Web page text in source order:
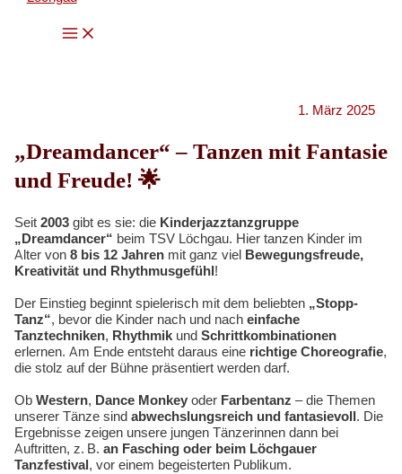
Main
Menu
1. März 2025
„Dreamdancer“ – Tanzen mit Fantasie
und Freude! 🌟
Seit 2003gibt es sie: die Kinderjazztanzgruppe
„Dreamdancer“ beim TSV Löchgau. Hier tanzen Kinder im
Alter von 8 bis 12 Jahrenmit ganz viel Bewegungsfreude,
Kreativität und Rhythmusgefühl!
Der Einstieg beginnt spielerisch mit dem beliebten „Stopp-
Tanz“, bevor die Kinder nach und nach einfache
Tanztechniken, Rhythmikund Schrittkombinationen
erlernen. Am Ende entsteht daraus eine richtige Choreografie,
die stolz auf der Bühne präsentiert werden darf.
Ob Western, Dance Monkeyoder Farbentanz – die Themen
unserer Tänze sind abwechslungsreich und fantasievoll. Die
Ergebnisse zeigen unsere jungen Tänzerinnen dann bei
Auftritten, z. B. an Fasching oder beim Löchgauer
Tanzfestival, vor einem begeisterten Publikum.